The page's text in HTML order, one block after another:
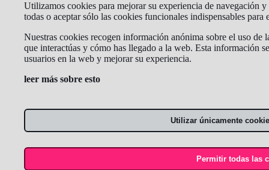
Utilizamos cookies para mejorar su experiencia de navegación
todas o aceptar sólo las cookies funcionales indispensables
Nuestras cookies recogen información anónima sobre el uso de
que interactúas y cómo has llegado a la web. Esta información
usuarios en la web y mejorar su experiencia.
leer más sobre esto
Utilizar únicamente
Permitir todas las